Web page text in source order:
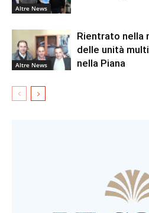
Altre News
Altre News
Rientrato nella
delle unità
nella Piana